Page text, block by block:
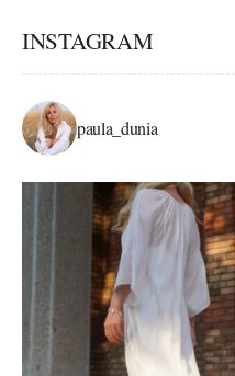
INSTAGRAM
paula_dunia